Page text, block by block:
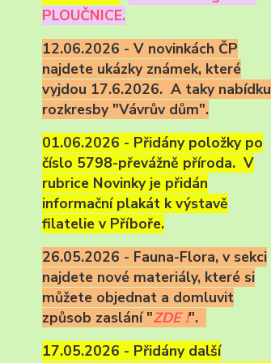
PLOUČNICE.
12.06.2026 - V novinkách ČP
najdete ukázky známek, které
vyjdou 17.6.2026. A taky nabídku
rozkresby "Vávrův dům".
01.06.2026 - Přidány položky po
číslo 5798-převážně příroda. V
rubrice Novinky je přidán
informační plakát k výstavě
filatelie v Příboře.
26.05.2026 - Fauna-Flora, v sekci
najdete nové materiály, které si
můžete objednat a domluvit
způsob zaslání "ZDE !".
17.05.2026 - Přidány další